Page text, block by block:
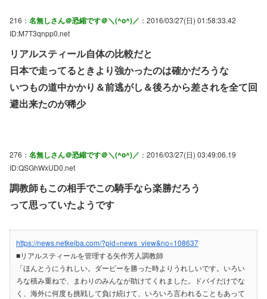
216： 名無しさん＠恐縮です＠＼(^o^)／ ：2016/03/27(日) 01:58:33.42
ID:M7T3qnpp0.net
リアルスティール自体の比較だと
日本で走ってるときより強かったのは確かだろうな
いつもの道中かかり＆前逃がし＆後ろから差されを全て回
避出来たのが稀少
276： 名無しさん＠恐縮です＠＼(^o^)／ ：2016/03/27(日) 03:49:06.19
ID:QSGhWxUD0.net
調教師もこの相手でこの騎手なら楽勝だろう
って思っていたようです
https://news.netkeiba.com/?pid=news_view&no=108637
■リアルスティールを管理する矢作芳人調教師
「ほんとうにうれしい。ダービーを勝った時よりうれしいです。いろい
ろな積み重ねで、まわりのみんなが助けてくれました。ドバイだけでな
く、海外に何度も挑戦して負け続けて、いろいろ言われることもあって